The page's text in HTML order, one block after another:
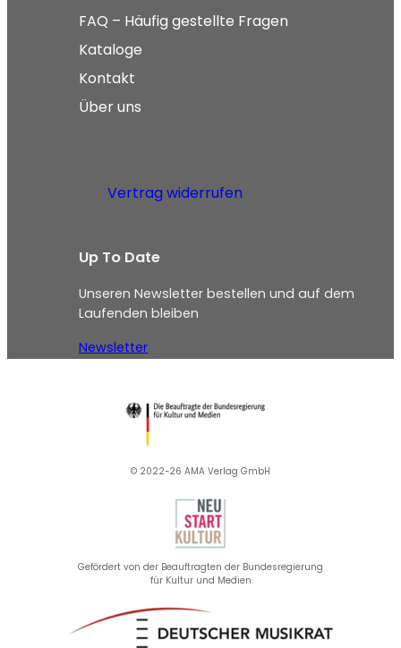
FAQ – Häufig gestellte Fragen
Kataloge
Kontakt
Über uns
Vertrag widerrufen
Up To Date
Unseren Newsletter bestellen und auf dem
Laufenden bleiben
Newsletter
© 2022-26 AMA Verlag GmbH​
Gefördert von der Beauftragten der Bundesregierung
für Kultur und Medien